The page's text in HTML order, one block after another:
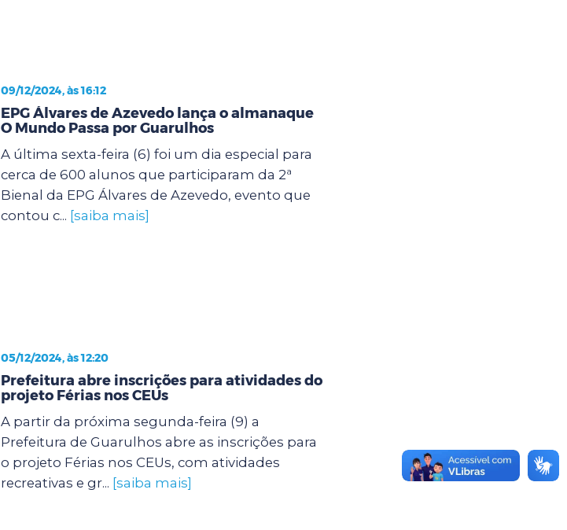
09/12/2024, às 16:12
EPG Álvares de Azevedo lança o almanaque
O Mundo Passa por Guarulhos
A última sexta-feira (6) foi um dia especial para
cerca de 600 alunos que participaram da 2ª
Bienal da EPG Álvares de Azevedo, evento que
contou c... [saiba mais]
05/12/2024, às 12:20
Prefeitura abre inscrições para atividades do
projeto Férias nos CEUs
A partir da próxima segunda-feira (9) a
Prefeitura de Guarulhos abre as inscrições para
o projeto Férias nos CEUs, com atividades
recreativas e gr... [saiba mais]